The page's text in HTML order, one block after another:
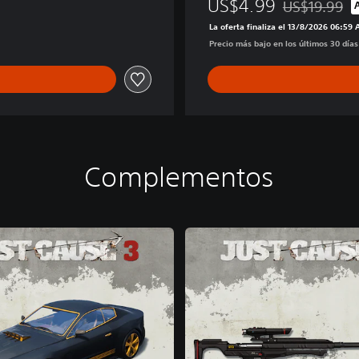
US$4.99 Rebajado del
US$19.99
La oferta finaliza el 13/8/2026 06:59
Precio más bajo en los últimos 30
Complementos